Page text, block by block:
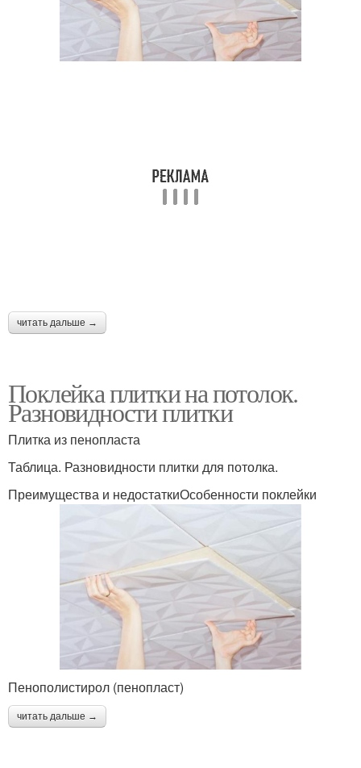
читать дальше →
Поклейка плитки на потолок.
Разновидности плитки
Плитка из пенопласта
Таблица. Разновидности плитки для потолка.
Преимущества и недостаткиОсобенности поклейки
Пенополистирол (пенопласт)
читать дальше →